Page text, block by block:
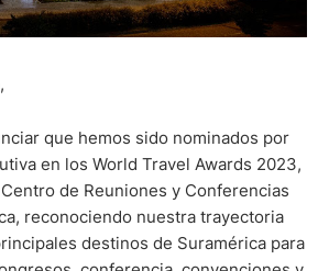
que hemos sido nominados por
en los World Travel Awards 2023,
de Reuniones y Conferencias
reconociendo nuestra trayectoria
destinos de Suramérica para